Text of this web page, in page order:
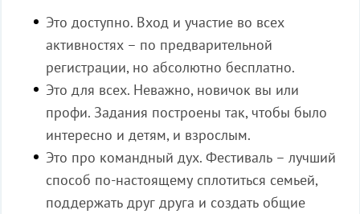
Это доступно. Вход и участие во всех
активностях – по предварительной
регистрации, но абсолютно бесплатно.
Это для всех. Неважно, новичок вы или
профи. Задания построены так, чтобы было
интересно и детям, и взрослым.
Это про командный дух. Фестиваль – лучший
способ по-настоящему сплотиться семьей,
поддержать друг друга и создать общие